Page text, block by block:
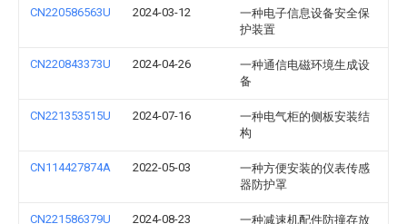
CN220586563U 2024-03-12
一种电子信息设备安全保
护装置
CN220843373U 2024-04-26
一种通信电磁环境生成设
备
CN221353515U 2024-07-16
一种电气柜的侧板安装结
构
CN114427874A 2022-05-03
一种方便安装的仪表传感
器防护罩
CN221586379U 2024-08-23
一种减速机配件防撞存放